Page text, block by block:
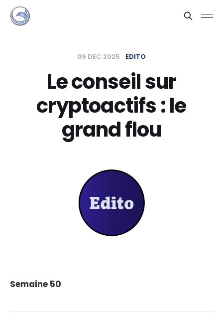
09 DEC 2025 EDITO
Le conseil sur
cryptoactifs : le
grand flou
Semaine 50